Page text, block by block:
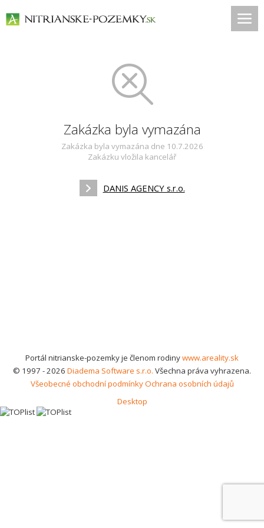
Zakázka byla vymazána
Zakázka byla vymazána dne 10.7.2026
Zakázku vložila kancelář
DANIS AGENCY s.r.o.
Portál nitrianske-pozemky je členom rodinywww.areality.sk
© 1997 - 2026 Diadema Software s.r.o. Všechna práva vyhrazena.
Všeobecné obchodní podmínkyOchrana osobních údajů
Desktop